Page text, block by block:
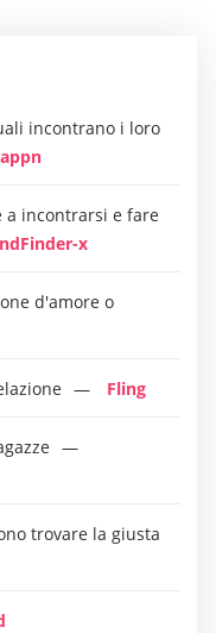
incontrano i loro
a incontrarsi e fare
x
d'amore o
Fling
trovare la giusta